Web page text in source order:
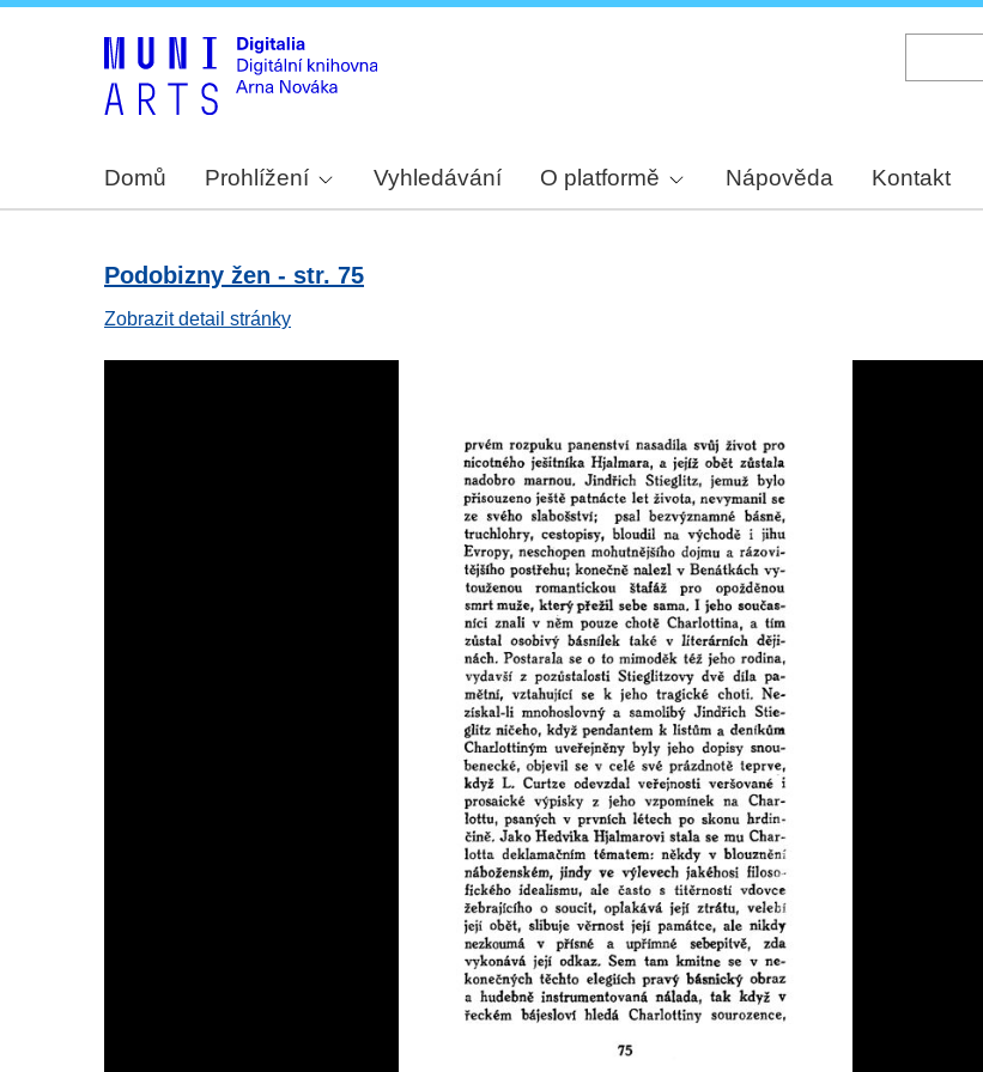
Domů Prohlížení Vyhledávání O platformě Nápověda Kontakt
Podobizny žen - str. 75
Zobrazit detail stránky